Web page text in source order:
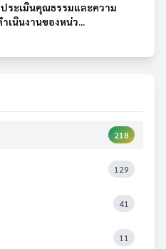
ระเมินคุณธรรมและความ
เนินงานของหน่ว...
218
129
41
11